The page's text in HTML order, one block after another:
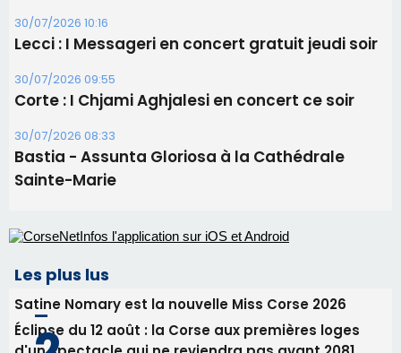
30/07/2026 10:16
Lecci : I Messageri en concert gratuit jeudi soir
30/07/2026 09:55
Corte : I Chjami Aghjalesi en concert ce soir
30/07/2026 08:33
Bastia - Assunta Gloriosa à la Cathédrale
Sainte-Marie
Les plus lus
Satine Nomary est la nouvelle Miss Corse 2026
Éclipse du 12 août : la Corse aux premières loges